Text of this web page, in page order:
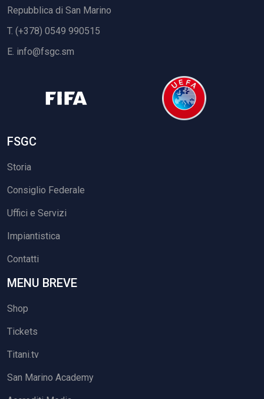
Repubblica di San Marino
T. (+378) 0549 990515
E. info@fsgc.sm
FSGC
Storia
Consiglio Federale
Uffici e Servizi
Impiantistica
Contatti
MENU BREVE
Shop
Tickets
Titani.tv
San Marino Academy